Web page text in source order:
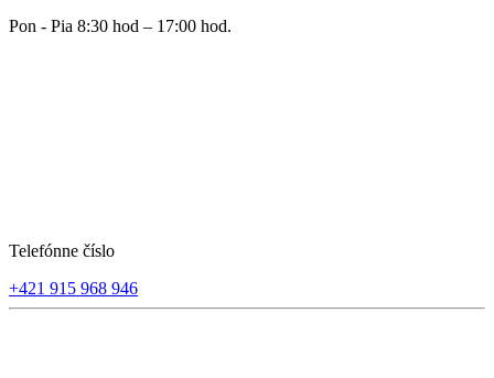
Pon - Pia 8:30 hod – 17:00 hod.
Telefónne číslo
+421 915 968 946